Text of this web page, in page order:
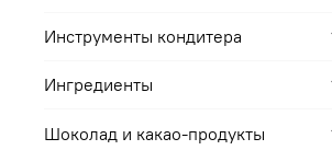
Инструменты кондитера
Ингредиенты
Шоколад и какао-продукты